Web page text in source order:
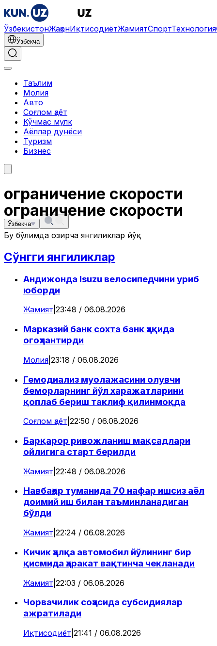
ЎзбекистонЖаҳонИқтисодиётЖамиятСпортТехнология
Ўзбекча
Таълим
Молия
Авто
Соғлом ҳаёт
Кўчмас мулк
Аёллар дунёси
Туризм
Бизнес
ограничение скорости
Ўзбекча
ограничение скорости
Бу бўлимда ҳозирча янгиликлар йўқ
Сўнгги янгиликлар
Андижонда Isuzu велосипедчини уриб
юборди
Жамият 23:48 / 06.08.2026
Марказий банк сохта банк ҳақида
огоҳлантирди
Молия 23:18 / 06.08.2026
Гемодиализ муолажасини олувчи
беморларнинг йўл харажатларини
қоплаб бериш таклиф қилинмоқда
Соғлом ҳаёт 22:50 / 06.08.2026
Барқарор ривожланиш мақсадлари
ойлигига старт берилди
Жамият 22:48 / 06.08.2026
Навбаҳор туманида 70 нафар ишсиз аёл
доимий иш билан таъминланадиган
бўлди
Жамият 22:24 / 06.08.2026
Кичик ҳалқа автомобил йўлининг бир
қисмида ҳаракат вақтинча чекланади
Жамият 22:03 / 06.08.2026
Чорвачилик соҳасида субсидиялар
ажратилади
Иқтисодиёт 21:41 / 06.08.2026